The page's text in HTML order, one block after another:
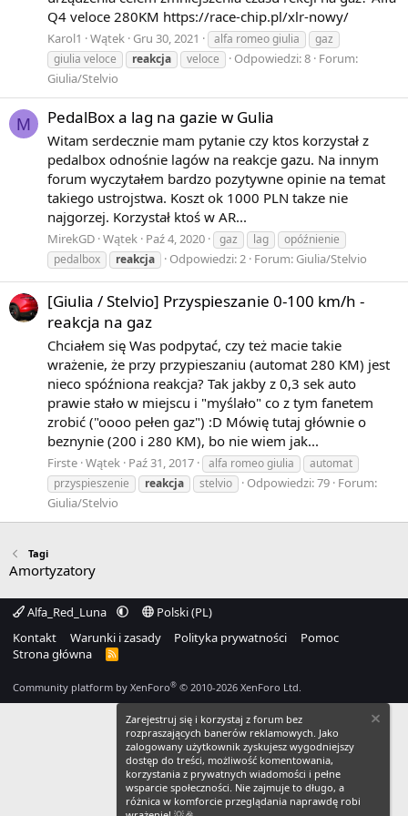
Q4 veloce 280KM https://race-chip.pl/xlr-nowy/
Karol1 Wątek Gru 30, 2021 alfa romeo giulia
gaz
giulia veloce
reakcja veloce Odpowiedzi: 8 Forum:
Giulia/Stelvio
M PedalBox a lag na gazie w Gulia
Witam serdecznie mam pytanie czy ktos korzystał z
pedalbox odnośnie lagów na reakcje gazu. Na innym
forum wyczytałem bardzo pozytywne opinie na temat
takiego ustrojstwa. Koszt ok 1000 PLN takze nie
najgorzej. Korzystał ktoś w AR...
MirekGD Wątek Paź 4, 2020 gaz lag
opóźnienie
pedalbox
reakcja Odpowiedzi: 2 Forum: Giulia/Stelvio
[Giulia / Stelvio] Przyspieszanie 0-100 km/h -
reakcja na gaz
Chciałem się Was podpytać, czy też macie takie
wrażenie, że przy przypieszaniu (automat 280 KM) jest
nieco spóźniona reakcja? Tak jakby z 0,3 sek auto
prawie stało w miejscu i "myślało" co z tym fanetem
zrobić ("oooo pełen gaz") :D Mówię tutaj głównie o
beznynie (200 i 280 KM), bo nie wiem jak...
Firste Wątek Paź 31, 2017 alfa romeo giulia
automat
przyspieszenie
reakcja stelvio Odpowiedzi: 79 Forum:
Giulia/Stelvio
Tagi
Amortyzatory
Alfa_Red_Luna
Polski (PL)
Kontakt
Warunki i zasady Polityka prywatności
Pomoc
Strona główna
R
S
Community platform by XenForo® © 2010-2026 XenForo Ltd.
Zarejestruj się i korzystaj z forum bez
rozpraszających banerów reklamowych. Jako
zalogowany użytkownik zyskujesz wygodniejszy
dostęp do treści, możliwość komentowania,
korzystania z prywatnych wiadomości i pełne
wsparcie społeczności. Nie zajmuje to długo, a
różnica w komforcie przeglądania naprawdę robi